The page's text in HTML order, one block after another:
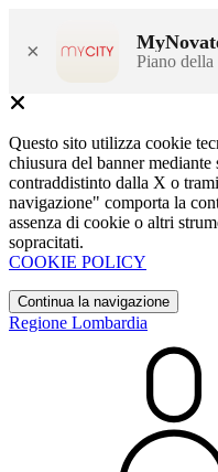
× Piano della
Questo sito utilizza cookie
chiusura del banner
contraddistinto dalla X o
navigazione" comporta la
assenza di cookie o altri
sopracitati.
COOKIE POLICY
Continua la navigazione
Regione Lombardia